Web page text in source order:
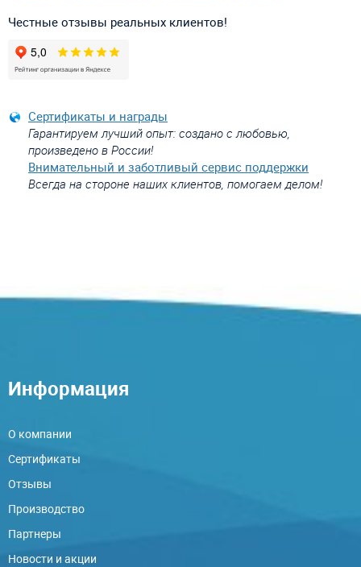
Честные отзывы реальных клиентов!
Сертификаты и награды
Гарантируем лучший опыт: создано с любовью,
произведено в России!
Внимательный и заботливый сервис поддержки
Всегда на стороне наших клиентов, помогаем делом!
Информация
О компании
Сертификаты
Отзывы
Производство
Партнеры
Новости и акции